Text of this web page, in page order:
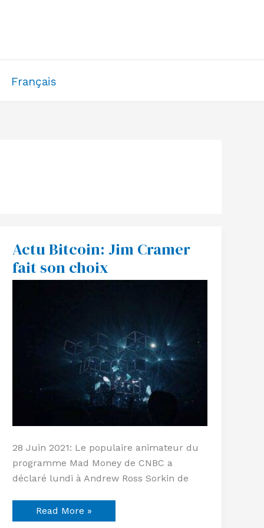
Français
Actu Bitcoin: Jim Cramer
fait son choix
28 Juin 2021: Le populaire animateur du
programme Mad Money de CNBC a
déclaré lundi à Andrew Ross Sorkin de
Actu
Bitcoin:
Jim
Cramer
fait
Read More »